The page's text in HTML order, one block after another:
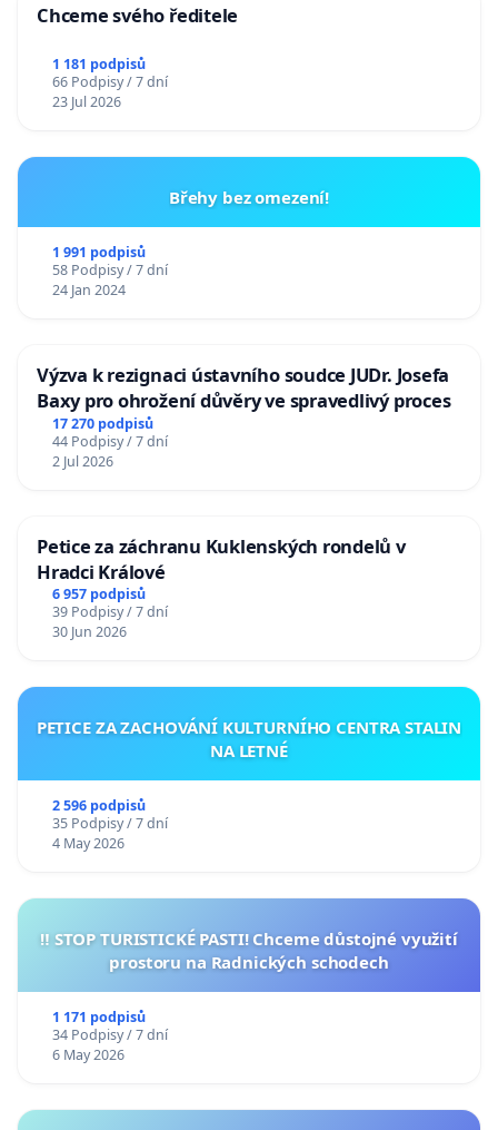
Chceme svého ředitele
1 181 podpisů
66 Podpisy / 7 dní
23 Jul 2026
Břehy bez omezení!
1 991 podpisů
58 Podpisy / 7 dní
24 Jan 2024
Výzva k rezignaci ústavního soudce JUDr. Josefa
Baxy pro ohrožení důvěry ve spravedlivý proces
17 270 podpisů
44 Podpisy / 7 dní
2 Jul 2026
Petice za záchranu Kuklenských rondelů v
Hradci Králové
6 957 podpisů
39 Podpisy / 7 dní
30 Jun 2026
PETICE ZA ZACHOVÁNÍ KULTURNÍHO CENTRA STALIN
NA LETNÉ
2 596 podpisů
35 Podpisy / 7 dní
4 May 2026
‼️ STOP TURISTICKÉ PASTI! Chceme důstojné využití
prostoru na Radnických schodech
1 171 podpisů
34 Podpisy / 7 dní
6 May 2026